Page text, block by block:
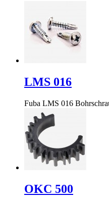
LMS 016
Fuba LMS 016
OKC 500